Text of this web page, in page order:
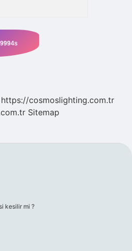
https://cosmoslighting.com.tr
Sitemap
kesilir mi ?